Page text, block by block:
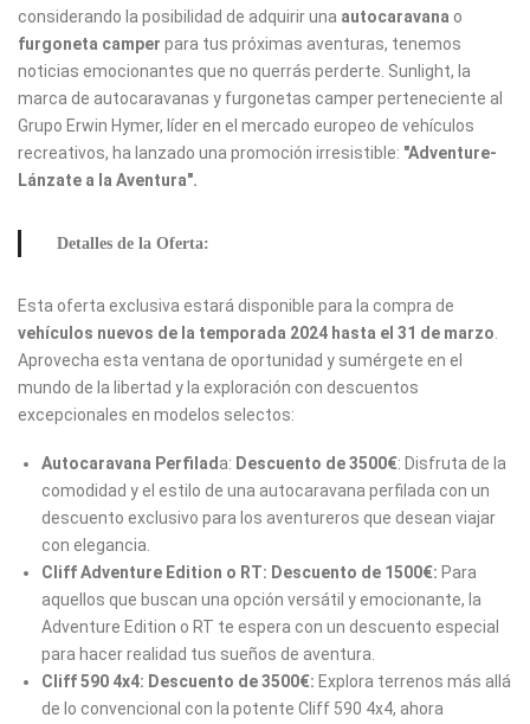
considerando la posibilidad de adquirir una autocaravana o
furgoneta camper para tus próximas aventuras, tenemos
noticias emocionantes que no querrás perderte. Sunlight, la
marca de autocaravanas y furgonetas camper perteneciente al
Grupo Erwin Hymer, líder en el mercado europeo de vehículos
recreativos, ha lanzado una promoción irresistible: "Adventure-
Lánzate a la Aventura".
Detalles de la Oferta:
Esta oferta exclusiva estará disponible para la compra de
vehículos nuevos de la temporada 2024 hasta el 31 de marzo
Aprovecha esta ventana de oportunidad y sumérgete en el
mundo de la libertad y la exploración con descuentos
excepcionales en modelos selectos:
Autocaravana Perfilad a: Descuento de 3500€: Disfruta de la
comodidad y el estilo de una autocaravana perfilada con un
descuento exclusivo para los aventureros que desean viajar
con elegancia.
Cliff Adventure Edition o RT: Descuento de 1500€: Para
aquellos que buscan una opción versátil y emocionante, la
Adventure Edition o RT te espera con un descuento especial
para hacer realidad tus sueños de aventura.
Cliff 590 4x4: Descuento de 3500€: Explora terrenos más allá
de lo convencional con la potente Cliff 590 4x4, ahora